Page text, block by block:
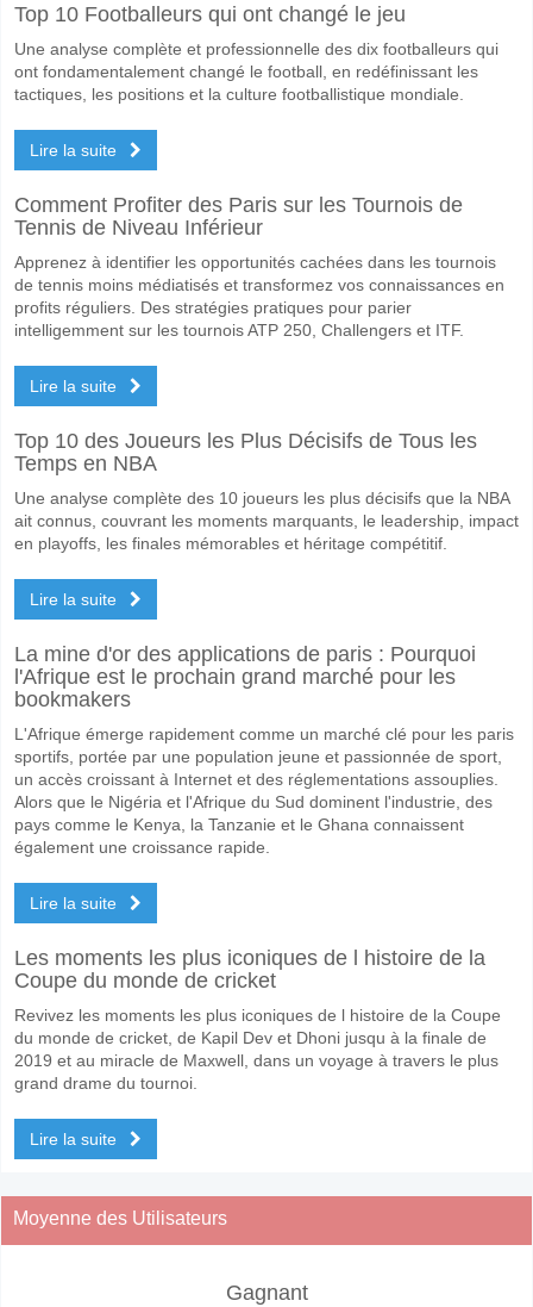
Sur le côté risqué, vous pouvez essayer le Résultat Correct de 1-2
Top 10 Footballeurs qui ont changé le jeu
Une analyse complète et professionnelle des dix footballeurs qui
ont fondamentalement changé le football, en redéfinissant les
tactiques, les positions et la culture footballistique mondiale.
Lire la suite
Comment Profiter des Paris sur les Tournois de
Tennis de Niveau Inférieur
Apprenez à identifier les opportunités cachées dans les tournois
de tennis moins médiatisés et transformez vos connaissances en
profits réguliers. Des stratégies pratiques pour parier
intelligemment sur les tournois ATP 250, Challengers et ITF.
Lire la suite
Top 10 des Joueurs les Plus Décisifs de Tous les
Temps en NBA
Une analyse complète des 10 joueurs les plus décisifs que la NBA
ait connus, couvrant les moments marquants, le leadership, impact
en playoffs, les finales mémorables et héritage compétitif.
Lire la suite
La mine d'or des applications de paris : Pourquoi
l'Afrique est le prochain grand marché pour les
bookmakers
L'Afrique émerge rapidement comme un marché clé pour les paris
sportifs, portée par une population jeune et passionnée de sport,
un accès croissant à Internet et des réglementations assouplies.
Alors que le Nigéria et l'Afrique du Sud dominent l'industrie, des
pays comme le Kenya, la Tanzanie et le Ghana connaissent
également une croissance rapide.
Lire la suite
Les moments les plus iconiques de l histoire de la
Coupe du monde de cricket
Revivez les moments les plus iconiques de l histoire de la Coupe
du monde de cricket, de Kapil Dev et Dhoni jusqu à la finale de
2019 et au miracle de Maxwell, dans un voyage à travers le plus
grand drame du tournoi.
Lire la suite
Moyenne des Utilisateurs
Gagnant